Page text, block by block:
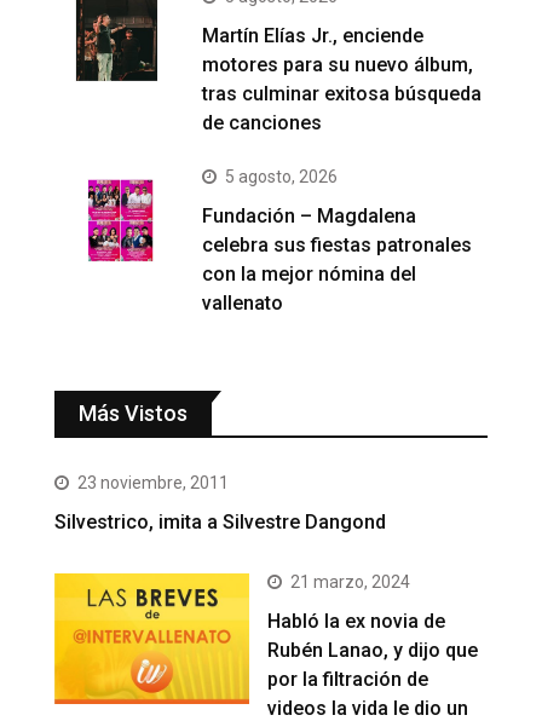
Martín Elías Jr., enciende
motores para su nuevo álbum,
tras culminar exitosa búsqueda
de canciones
5 agosto, 2026
Fundación – Magdalena
celebra sus fiestas patronales
con la mejor nómina del
vallenato
Más Vistos
23 noviembre, 2011
Silvestrico, imita a Silvestre Dangond
21 marzo, 2024
Habló la ex novia de
Rubén Lanao, y dijo que
por la filtración de
videos la vida le dio un